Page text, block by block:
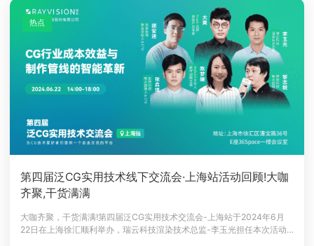
第四届泛CG实用技术线下交流会·上海站活动回顾!大咖
齐聚,干货满满
大咖齐聚，干货满满!第四届泛CG实用技术交流会-上海站于2024年6月
22日在上海徐汇顺利举办，瑞云科技渲染技术总监-李玉光担任本次活动
热点